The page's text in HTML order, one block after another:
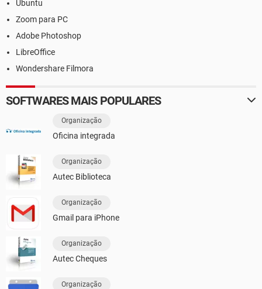
Ubuntu
Zoom para PC
Adobe Photoshop
LibreOffice
Wondershare Filmora
SOFTWARES MAIS POPULARES
Organização
Oficina integrada
Organização
Autec Biblioteca
Organização
Gmail para iPhone
Organização
Autec Cheques
Organização